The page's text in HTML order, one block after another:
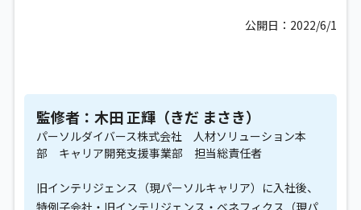
公開日：2022/6/1
監修者：木田 正輝（きだ まさき）
パーソルダイバース株式会社 人材ソリューション本
部 キャリア開発支援事業部 担当総責任者
旧インテリジェンス（現パーソルキャリア）に入社後、